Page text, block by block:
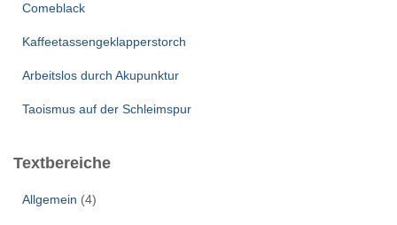
Comeblack
Kaffeetassengeklapperstorch
Arbeitslos durch Akupunktur
Taoismus auf der Schleimspur
Textbereiche
Allgemein (4)